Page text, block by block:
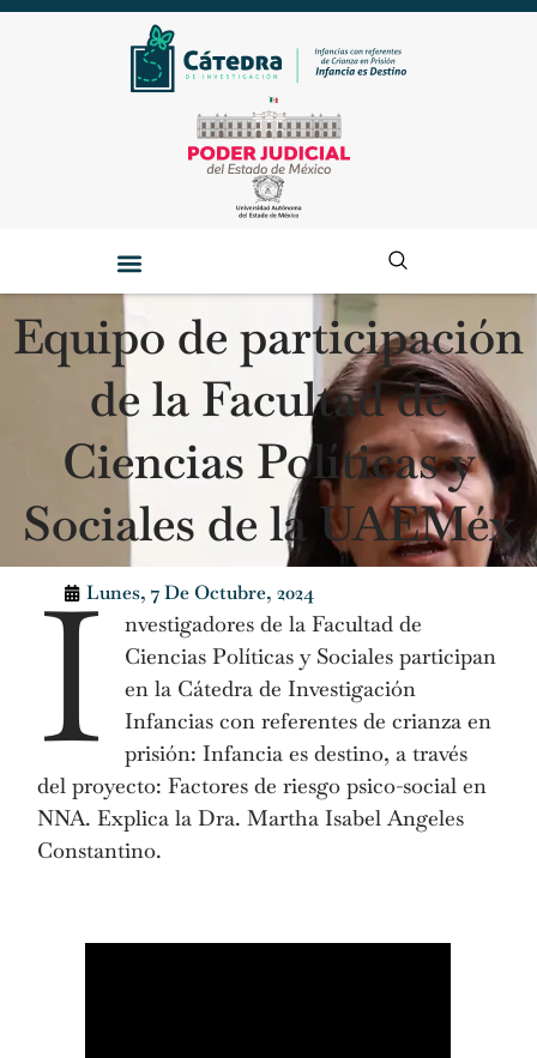
Equipo de participación
de la Facultad de
Ciencias Políticas y
Sociales de la UAEMéx
Lunes, 7 De Octubre, 2024
I
nvestigadores de la Facultad de
Ciencias Políticas y Sociales participan
en la Cátedra de Investigación
Infancias con referentes de crianza en
prisión: Infancia es destino, a través
del proyecto: Factores de riesgo psico-social en
NNA. Explica la Dra. Martha Isabel Angeles
Constantino.